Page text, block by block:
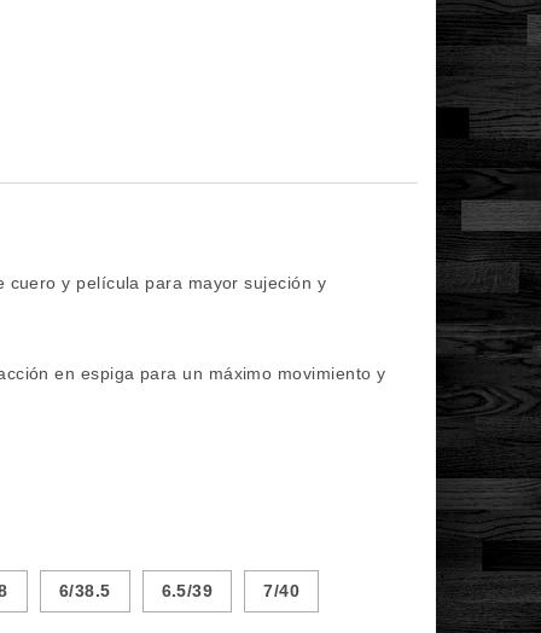
cuero y película para mayor sujeción y
en espiga para un máximo movimiento y
6/38.5 6.5/39 7/40